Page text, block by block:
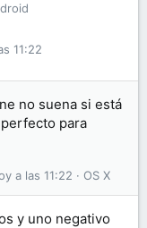
11:22
no suena si está
para
OS X
a las 11:22
y uno negativo